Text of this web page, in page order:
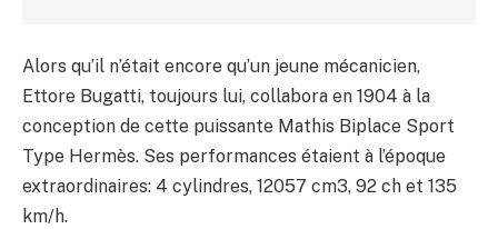
Alors qu’il n’était encore qu’un jeune mécanicien,
Ettore Bugatti, toujours lui, collabora en 1904 à la
conception de cette puissante Mathis Biplace Sport
Type Hermès. Ses performances étaient à l’époque
extraordinaires: 4 cylindres, 12057 cm3, 92 ch et 135
km/h.